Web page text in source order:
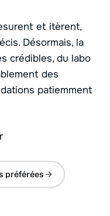
et itèrent,
Désormais, la
crédibles, du labo
des
patiemment
préférées